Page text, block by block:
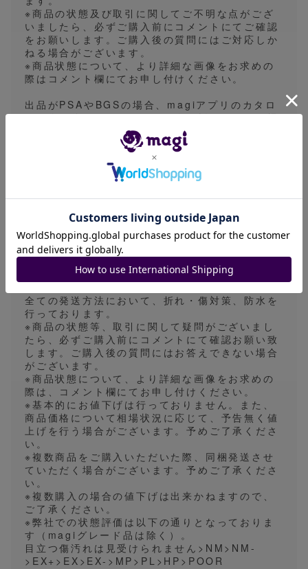
※商品の状態及び取引に関してご不明な点がござ
いましたら、必ずご購入前にコメントにてご確認
をお願いします。ご購入後の質問にはご対応しか
ねる場合がございます。
※商品状態について、より詳細な画像をお求めの
際はコメント欄にてお申し付けください。
出品がPSAやBGSの場合、magiアプリのカタロ
グ画像を使用したイメージ画像を採用している場
合があります。画像表面の一枚の出品時は実物の
鑑定番号とは異なる出品や1edやアンリミなどの
バージョン違いとなる場合があります。細かなご
指定をいただくことができないため予めご了承く
ク、一般書留のいずれかで行います。基本的には
発送方法の指定は対応しておりませんので、あら
かじめご了承ください。
発送目安は5〜7日になっておりますが、平日の営
業日に発送業務を行っておりますので、実際は発
全ての発送方法において、折れ・傷対策、防水を
行っております。
※商品の状態等、取引に関して疑問がございまし
たら、必ずご購入前にコメントにて確認お願い致
します。ご購入後の質問にはお答えできない場合
がございます。
※商品状態について、より詳細な画像をお求めの
際は、コメント欄にてお申し付けください。
※基本的にお値下げは行っておりません。また、
商品価格について相場状況に応じて、予告無く値
上げを行う場合がございます。予めご了承くださ
い。
※複数商品をご購入いただいた際、同梱発送させ
ていただく場合がございます。予めご了承くださ
い。
※複数購入の場合の値下げは出来かねますので、
ご了承ください。
※弊社での状態評価は以下の通りとなっておりま
す（magiグレード品は除く）。
目立つ傷汚れは見受けられません>NM>NM-
>EX+>EX>EX->MP>PL>HP>POOR